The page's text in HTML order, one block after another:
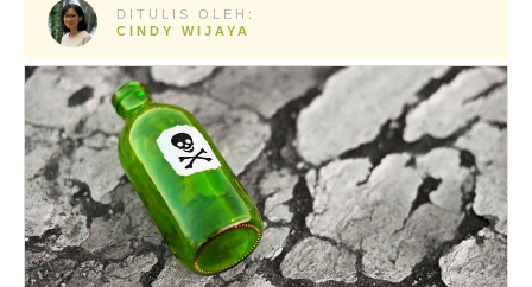
DITULIS OLEH:
CINDY WIJAYA